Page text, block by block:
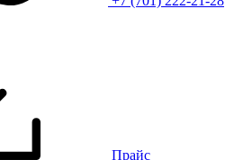
Прайс